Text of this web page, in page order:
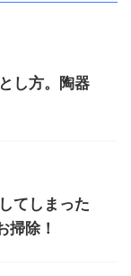
し方。陶器
てしまった
除！